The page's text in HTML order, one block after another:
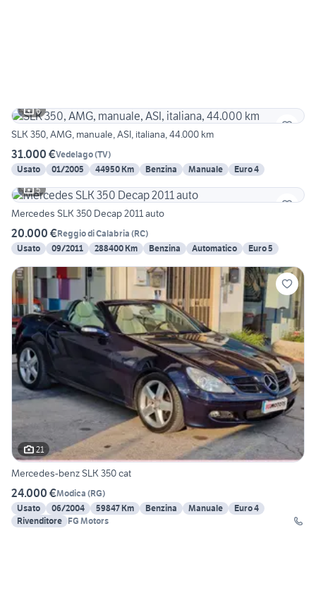
6
SLK 350, AMG, manuale, ASI, italiana, 44.000 km
31.000 €Vedelago(TV)
Usato
01/2005 44950 Km Benzina Manuale
Euro 4
5
Mercedes SLK 350 Decap 2011 auto
20.000 €Reggio di Calabria (RC)
Usato
09/2011 288400 Km Benzina Automatico Euro 5
21
Mercedes-benz SLK 350 cat
24.000 €Modica (RG)
Usato
06/2004 59847 Km Benzina Manuale
Euro 4
Rivenditore FG Motors